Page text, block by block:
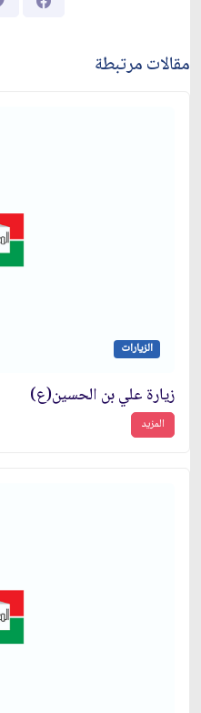
مقالات مرتبطة
الزيارات
زيارة علي بن الحسين(ع)
المزيد